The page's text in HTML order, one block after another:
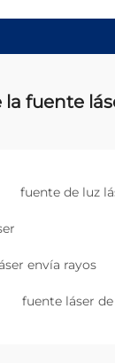
la fuente
fuente de luz
envía rayos
fuente láser